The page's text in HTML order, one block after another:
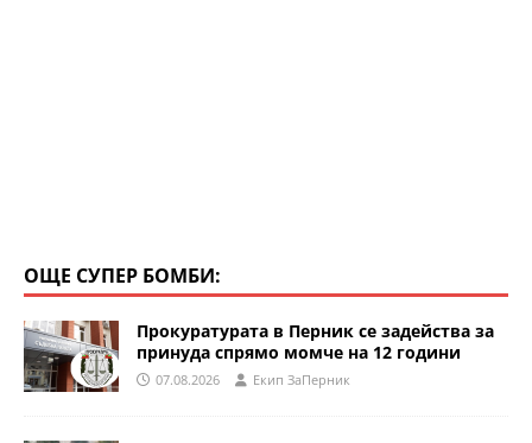
ОЩЕ СУПЕР БОМБИ:
Прокуратурата в Перник се задейства за
принуда спрямо момче на 12 години
07.08.2026 Eкип ЗаПерник